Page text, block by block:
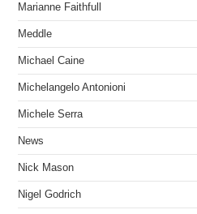
Marianne Faithfull
Meddle
Michael Caine
Michelangelo Antonioni
Michele Serra
News
Nick Mason
Nigel Godrich